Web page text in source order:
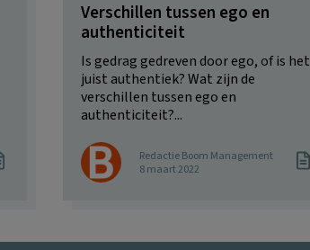
Verschillen tussen ego en
authenticiteit
Is gedrag gedreven door ego, of is het
juist authentiek? Wat zijn de
verschillen tussen ego en
authenticiteit?...
Redactie Boom Management
8 maart 2022